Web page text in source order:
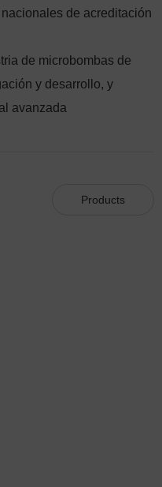
de acreditación
de microbombas de
y desarrollo, y
avanzada
Products